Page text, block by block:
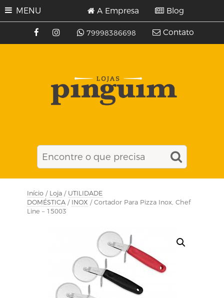
MENU
79998386698
A Empresa Blog
Contato
Início / Loja / UTILIDADE
DOMÉSTICA / INOX / Cortador Para Pizza Inox, Chef
Line – 15003